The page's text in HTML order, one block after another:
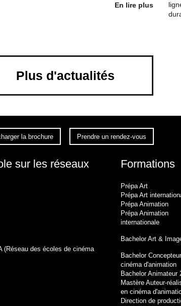
En lire plus
Plus d'actualités
la brochure Prendre un rendez-vous
sur les réseaux
(Réseau des écoles de cinéma
Formations
Prépa Art
Prépa Art
Prépa Animation
Prépa Animation
internationale
Bachelor Art &
Bachelor
cinéma d'animation
Bachelor Animateur
Mastère Auteur-
en cinéma
Direction de